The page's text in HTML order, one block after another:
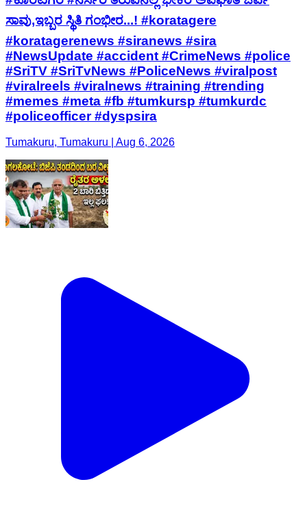
ಸಾವು,ಇಬ್ಬರ ಸ್ಥಿತಿ ಗಂಭೀರ...! #koratagere
#koratagerenews #siranews #sira
#NewsUpdate #accident #CrimeNews #police
#SriTV #SriTvNews #PoliceNews #viralpost
#viralreels #viralnews #training #trending
#memes #meta #fb #tumkursp #tumkurdc
#policeofficer #dyspsira
Tumakuru, Tumakuru | Aug 6, 2026